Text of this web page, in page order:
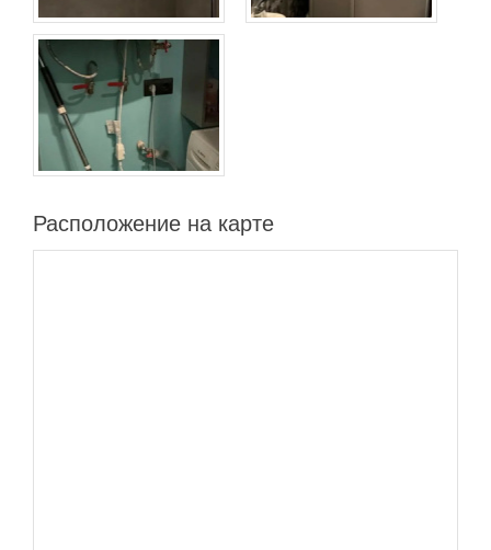
Расположение на карте